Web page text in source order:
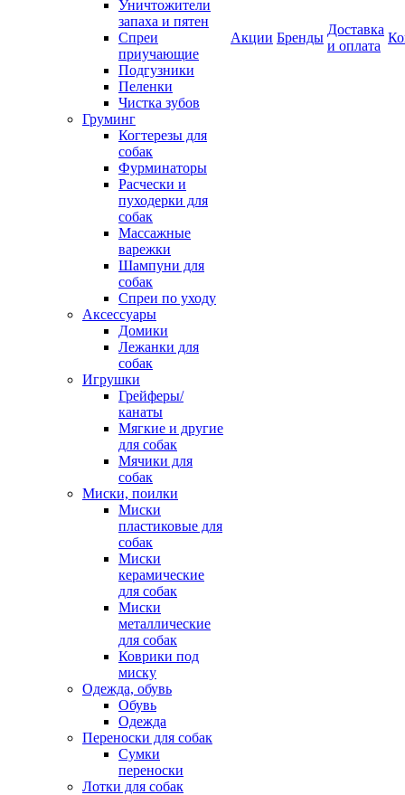
Уничтожители
запаха и пятен
Спреи
приучающие
Подгузники
Пеленки
Чистка зубов
Груминг
Когтерезы для
собак
Фурминаторы
Расчески и
пуходерки для
собак
Массажные
варежки
Шампуни для
собак
Спреи по уходу
Аксессуары
Домики
Лежанки для
собак
Игрушки
Грейферы/
канаты
Мягкие и другие
для собак
Мячики для
собак
Миски, поилки
Миски
пластиковые для
собак
Миски
керамические
для собак
Миски
металлические
для собак
Коврики под
миску
Одежда, обувь
Обувь
Одежда
Переноски для собак
Сумки
переноски
Лотки для собак
Акции Бренды
Доставка
и оплата